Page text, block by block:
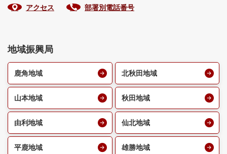
アクセス 部署別電話番号
地域振興局
鹿角地域 北秋田地域
山本地域 秋田地域
由利地域 仙北地域
平鹿地域 雄勝地域